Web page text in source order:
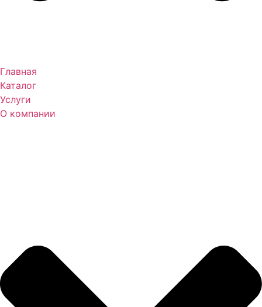
Главная
Каталог
Услуги
О компании